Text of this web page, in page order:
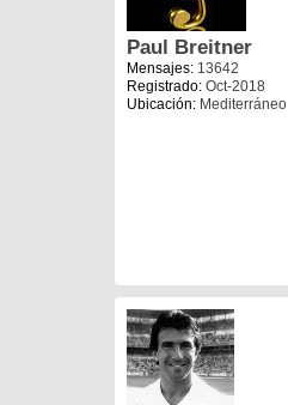
Paul Breitner
Mensajes: 13642
Registrado: Oct-2018
Ubicación: Mediterráneo